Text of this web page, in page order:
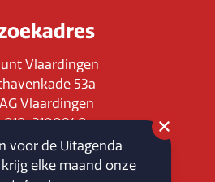
Vlaardingen
53a
AG Vlaardingen
010-3100840
71555544
voor de Uitagenda
elke maand onze